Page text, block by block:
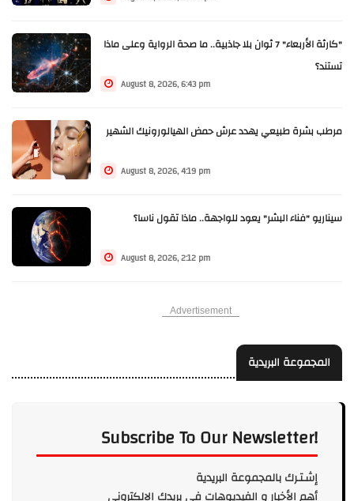
"كارثة الأربعاء" 7 ثوان بلا جاذبية.. ما صحة الرواية وعلى ماذا
تستند؟
August 8, 2026, 6:43 pm
مرطب بشرة طبيعي يهدد عرش حمض الهيالورونيك الشهير
August 8, 2026, 4:19 pm
سيناريو "فناء البشر" يعود للواجهة.. ماذا تقول ناسا؟
August 8, 2026, 2:12 pm
Advertisement
المجموعة البريدية
Subscribe To Our Newsletter!
إشـتـرك بالمجموعة البريدية